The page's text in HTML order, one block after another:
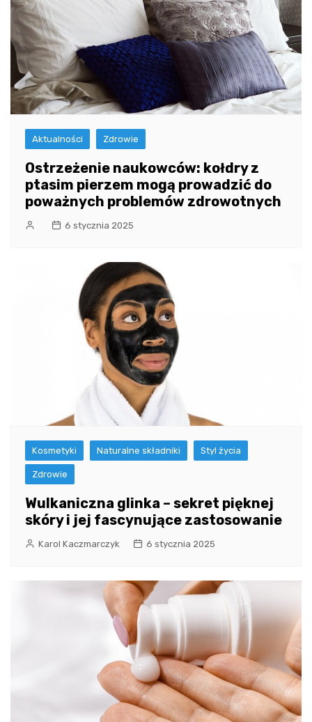
Aktualności Zdrowie
Ostrzeżenie naukowców: kołdry z
ptasim pierzem mogą prowadzić do
poważnych problemów zdrowotnych
6 stycznia 2025
Kosmetyki Naturalne składniki Styl życia
Zdrowie
Wulkaniczna glinka – sekret pięknej
skóry i jej fascynujące zastosowanie
Karol Kaczmarczyk 6 stycznia 2025